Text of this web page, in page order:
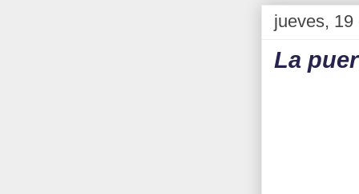
jueves, 19
La